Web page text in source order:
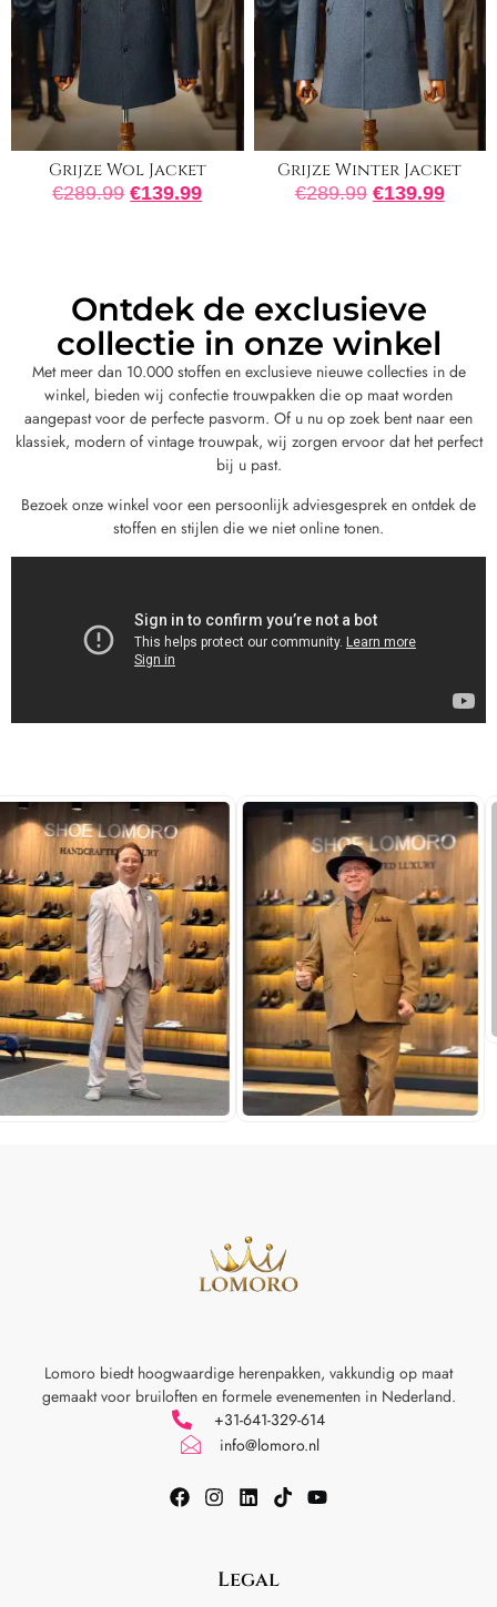
Grijze Wol Jacket
€289.99 €139.99
Grijze Winter Jacket
€289.99 €139.99
Ontdek de exclusieve
collectie in onze winkel
Met meer dan 10.000 stoffen en exclusieve nieuwe collecties in de
winkel, bieden wij confectie trouwpakken die op maat worden
aangepast voor de perfecte pasvorm. Of u nu op zoek bent naar een
klassiek, modern of vintage trouwpak, wij zorgen ervoor dat het perfect
bij u past.
Bezoek onze winkel voor een persoonlijk adviesgesprek en ontdek de
stoffen en stijlen die we niet online tonen.
Lomoro biedt hoogwaardige herenpakken, vakkundig op maat
gemaakt voor bruiloften en formele evenementen in Nederland.
+31-641-329-614
info@lomoro.nl
Legal